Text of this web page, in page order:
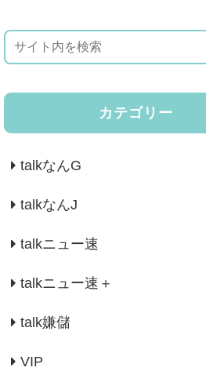
カテゴリー
talkなんG
talkなんJ
talkニュー速
talkニュー速＋
talk嫌儲
VIP